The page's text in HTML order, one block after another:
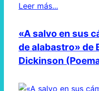
Leer más...
«A salvo en sus
de alabastro» de
Dickinson